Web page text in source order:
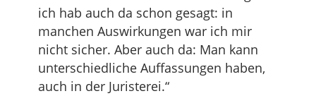
ich hab auch da schon gesagt: in
manchen Auswirkungen war ich mir
nicht sicher. Aber auch da: Man kann
unterschiedliche Auffassungen haben,
auch in der Juristerei.“